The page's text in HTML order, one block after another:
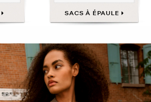
SACS À ÉPAULE